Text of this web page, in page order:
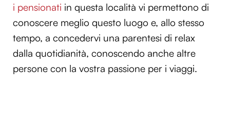
i pensionati in questa località vi permettono di
conoscere meglio questo luogo e, allo stesso
tempo, a concedervi una parentesi di relax
dalla quotidianità, conoscendo anche altre
persone con la vostra passione per i viaggi.